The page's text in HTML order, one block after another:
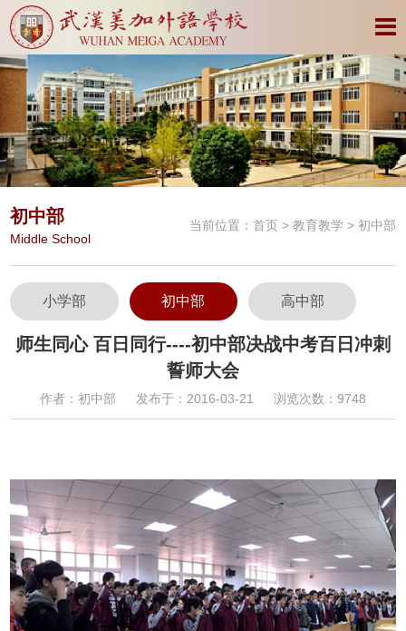
初中部
Middle School
当前位置： 首页> 教育教学 > 初中部
小学部 初中部 高中部
师生同心 百日同行----初中部决战中考百日冲刺
誓师大会
作者：初中部 发布于：2016-03-21 浏览次数：9748